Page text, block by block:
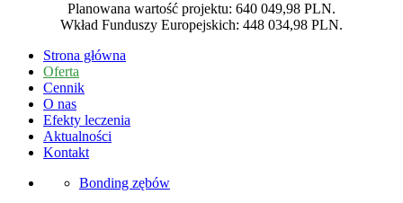
Planowana wartość projektu: 640 049,98 PLN.
Wkład Funduszy Europejskich: 448 034,98 PLN.
Strona główna
Oferta
Cennik
O nas
Efekty leczenia
Aktualności
Kontakt
Bonding zębów